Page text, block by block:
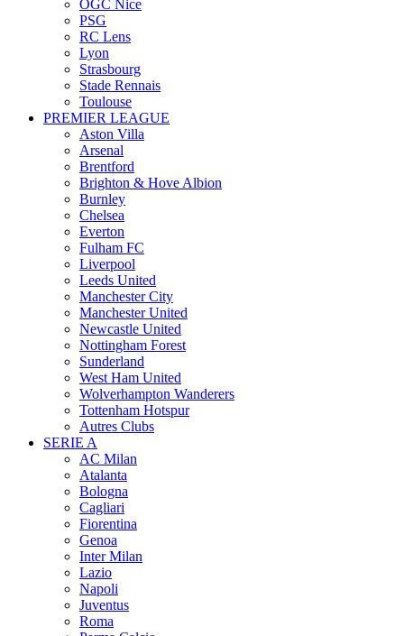
OGC Nice
PSG
RC Lens
Lyon
Strasbourg
Stade Rennais
Toulouse
PREMIER LEAGUE
Aston Villa
Arsenal
Brentford
Brighton & Hove Albion
Burnley
Chelsea
Everton
Fulham FC
Liverpool
Leeds United
Manchester City
Manchester United
Newcastle United
Nottingham Forest
Sunderland
West Ham United
Wolverhampton Wanderers
Tottenham Hotspur
Autres Clubs
SERIE A
AC Milan
Atalanta
Bologna
Cagliari
Fiorentina
Genoa
Inter Milan
Lazio
Napoli
Juventus
Roma